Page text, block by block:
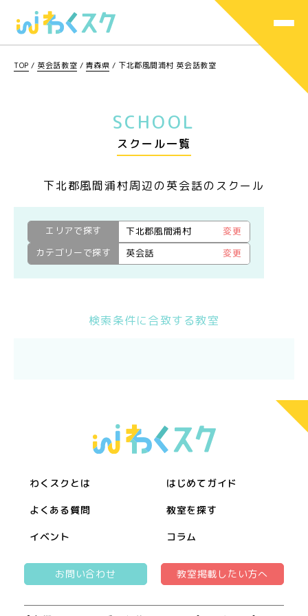
TOP / 英会話教室 / 青森県 / 下北郡風間浦村 英会話教室
SCHOOL
スクール一覧
下北郡風間浦村周辺の英会話のスクール
エリアで探す 下北郡風間浦村
変更
カテゴリーで探す
英会話 変更
検索条件に合致する教室
わくスクとは はじめてガイド
よくある質問 教室を探す
イベント コラム
お問い合わせ 教室掲載したい方へ